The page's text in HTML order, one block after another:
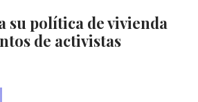
su política de vivienda
de activistas